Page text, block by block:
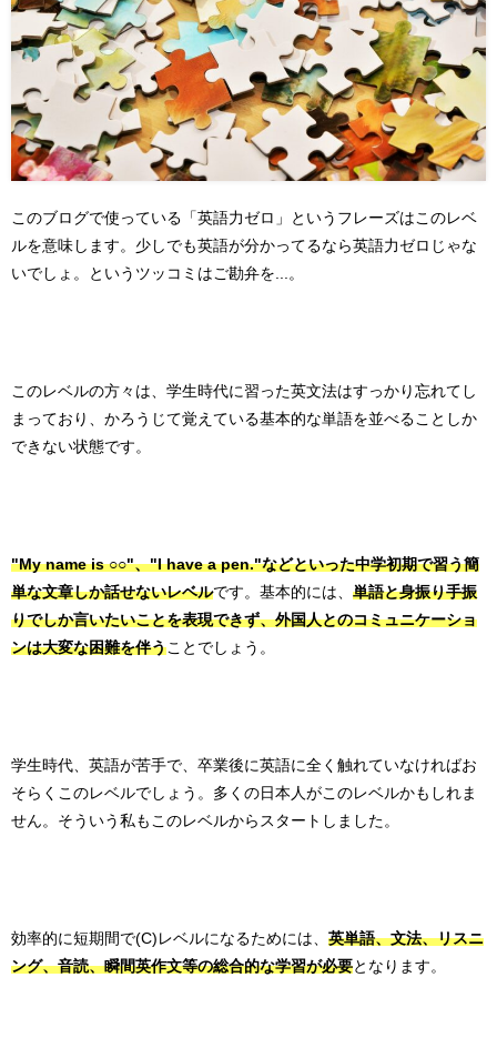
このブログで使っている「英語力ゼロ」というフレーズはこのレベ
ルを意味します。少しでも英語が分かってるなら英語力ゼロじゃな
いでしょ。というツッコミはご勘弁を...。
このレベルの方々は、学生時代に習った英文法はすっかり忘れてし
まっており、かろうじて覚えている基本的な単語を並べることしか
できない状態です。
"My name is ○○"、"I have a pen."などといった中学初期で習う簡
単な文章しか話せないレベルです。基本的には、 単語と身振り手振
りでしか言いたいことを表現できず、外国人とのコミュニケーショ
ンは大変な困難を伴う ことでしょう。
学生時代、英語が苦手で、卒業後に英語に全く触れていなければお
そらくこのレベルでしょう。多くの日本人がこのレベルかもしれま
せん。そういう私もこのレベルからスタートしました。
効率的に短期間で(C)レベルになるためには、 英単語、文法、リスニ
ング、音読、瞬間英作文等の総合的な学習が必要となります。